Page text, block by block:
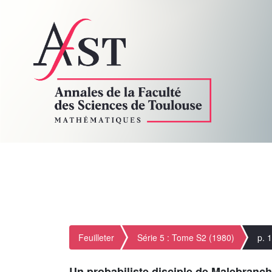
Feuilleter Série 5 : Tome S2 (1980) p.